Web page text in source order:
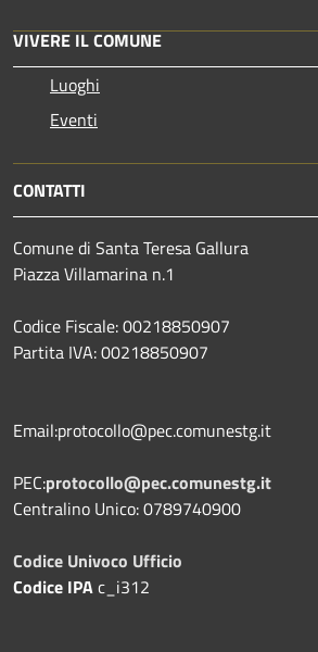
VIVERE IL COMUNE
Luoghi
Eventi
CONTATTI
Comune di Santa Teresa Gallura
Piazza Villamarina n.1
Codice Fiscale: 00218850907
Partita IVA: 00218850907
Email:protocollo@pec.comunestg.it
PEC:protocollo@pec.comunestg.it
Centralino Unico: 0789740900
Codice Univoco Ufficio
Codice IPAc_i312